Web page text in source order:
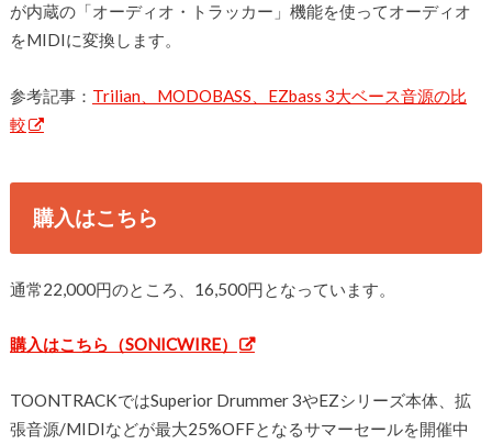
が内蔵の「オーディオ・トラッカー」機能を使ってオーディオ
をMIDIに変換します。
参考記事： Trilian、MODOBASS、EZbass 3大ベース音源の比
較
購入はこちら
通常22,000円のところ、16,500円となっています。
購入はこちら（SONICWIRE）
TOONTRACKではSuperior Drummer 3やEZシリーズ本体、拡
張音源/MIDIなどが最大25%OFFとなるサマーセールを開催中